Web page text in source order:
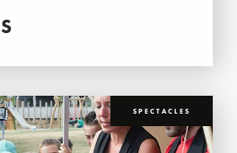
SPECTACLES